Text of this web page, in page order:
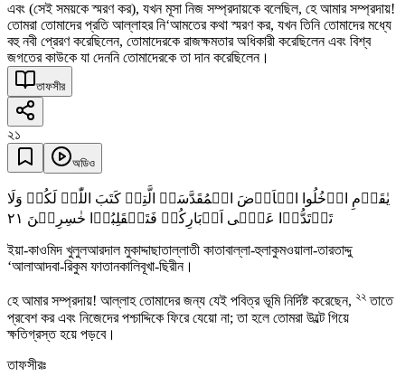
এবং (সেই সময়কে স্মরণ কর), যখন মূসা নিজ সম্প্রদায়কে বলেছিল, হে আমার সম্প্রদায়!
তোমরা তোমাদের প্রতি আল্লাহর নি‘আমতের কথা স্মরণ কর, যখন তিনি তোমাদের মধ্যে
বহু নবী প্রেরণ করেছিলেন, তোমাদেরকে রাজক্ষমতার অধিকারী করেছিলেন এবং বিশ্ব
জগতের কাউকে যা দেননি তোমাদেরকে তা দান করেছিলেন।
তাফসীর
২১
অডিও
یٰقَوۡمِ ادۡخُلُوا الۡاَرۡضَ الۡمُقَدَّسَۃَ الَّتِیۡ کَتَبَ اللّٰہُ لَکُمۡ وَلَا
تَرۡتَدُّوۡا عَلٰۤی اَدۡبَارِکُمۡ فَتَنۡقَلِبُوۡا خٰسِرِیۡنَ ٢١
ইয়া-কাওমিদ খুলুলআরদাল মুকাদ্দাছাতাল্লাতী কাতাবাল্লা-হুলাকুমওয়ালা-তারতাদ্দু
‘আলাআদবা-রিকুম ফাতানকালিবূখা-ছিরীন।
হে আমার সম্প্রদায়! আল্লাহ তোমাদের জন্য যেই পবিত্র ভূমি নির্দিষ্ট করেছেন, ২২ তাতে
প্রবেশ কর এবং নিজেদের পশ্চাদ্দিকে ফিরে যেয়ো না; তা হলে তোমরা উল্টে গিয়ে
ক্ষতিগ্রস্ত হয়ে পড়বে।
তাফসীরঃ